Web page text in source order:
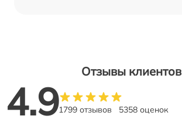
Отзывы клиентов
4.91799 отзывов 5358 оценок